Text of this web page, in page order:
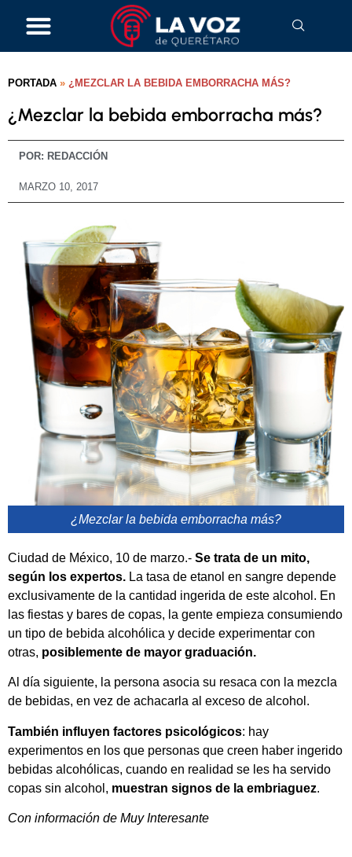
PORTADA » ¿MEZCLAR LA BEBIDA EMBORRACHA MÁS?
¿Mezclar la bebida emborracha más?
POR: REDACCIÓN
MARZO 10, 2017
¿Mezclar la bebida emborracha más?
Ciudad de México, 10 de marzo.- Se trata de un mito,
según los expertos. La tasa de etanol en sangre depende
exclusivamente de la cantidad ingerida de este alcohol. En
las fiestas y bares de copas, la gente empieza consumiendo
un tipo de bebida alcohólica y decide experimentar con
otras, posiblemente de mayor graduación.
Al día siguiente, la persona asocia su resaca con la mezcla
de bebidas, en vez de achacarla al exceso de alcohol.
También influyen factores psicológicos: hay
experimentos en los que personas que creen haber ingerido
bebidas alcohólicas, cuando en realidad se les ha servido
copas sin alcohol, muestran signos de la embriaguez.
Con información de Muy Interesante